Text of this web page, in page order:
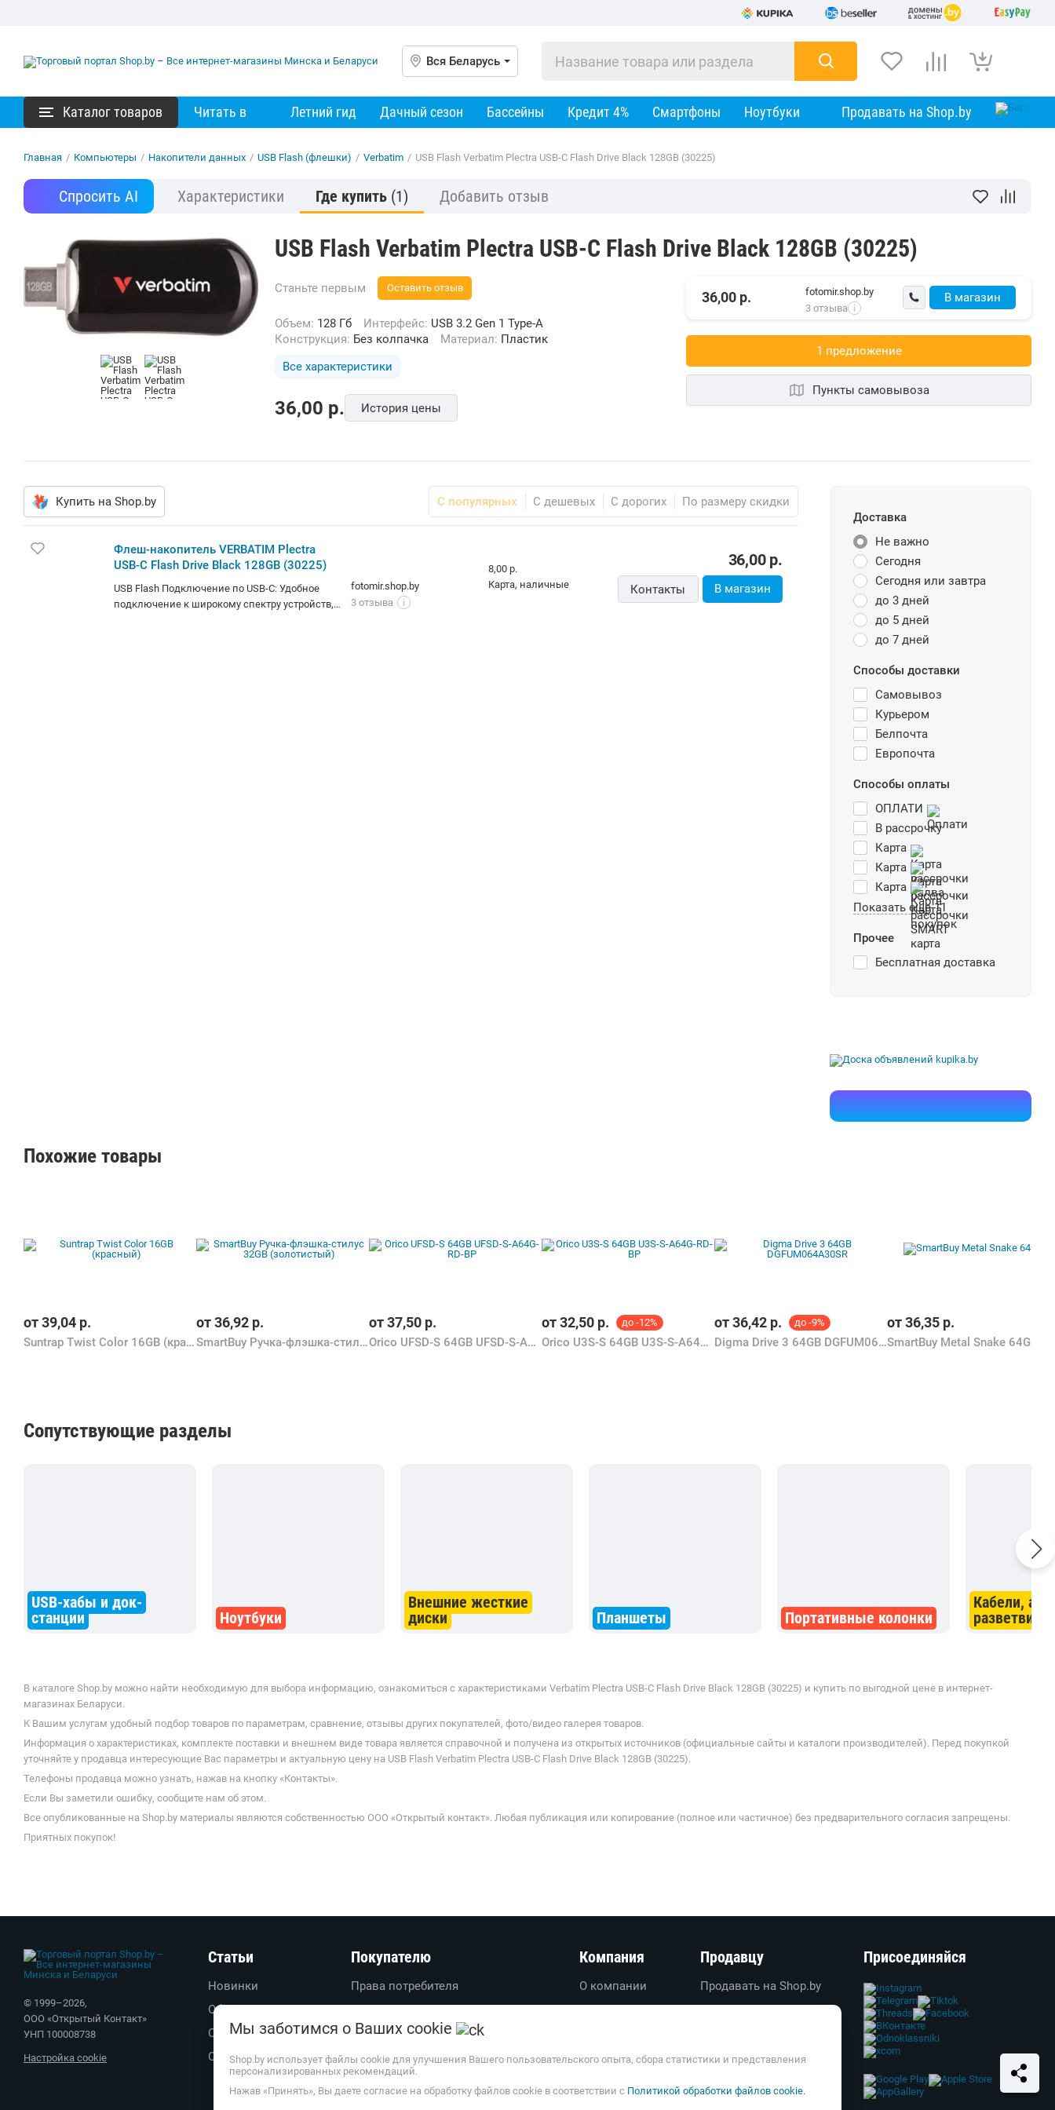
Вся Беларусь
Каталог товаров Читать в Летний гид Дачный сезон Бассейны Кредит 4% Смартфоны Ноутбуки Продавать на Shop.by
Главная / Компьютеры / Накопители данных / USB Flash (флешки) / Verbatim / USB Flash Verbatim Plectra USB-C Flash Drive Black 128GB (30225)
Спросить AI Характеристики Где купить (1) Добавить отзыв
USB Flash Verbatim Plectra USB-C Flash Drive Black 128GB (30225)
Станьте первым Оставить отзыв
Объем: 128 Гб Интерфейс: USB 3.2 Gen 1 Type-A
Конструкция: Без колпачка Материал: Пластик
Все характеристики
36,00 p. История цены
В магазин
36,00 р.
fotomir.shop.by
3 отзыва i
1 предложениe
Пункты самовывоза
Купить на Shop.by С популярных С дешевых С дорогих По размеру скидки
Флеш-накопитель VERBATIM Plectra
USB-C Flash Drive Black 128GB (30225)
USB Flash Подключение по USB-C: Удобное
подключение к широкому спектру устройств,
fotomir.shop.by
3 отзыва
i
8,00 р.
карта, наличные
36,00р.
Контакты В магазин
Доставка
Не важно
Сегодня
Сегодня или завтра
до 3 дней
до 5 дней
до 7 дней
Способы доставки
Самовывоз
Курьером
Белпочта
Европочта
Способы оплаты
ОПЛАТИ
В рассрочку
Карта
Карта
Карта
Показать еще 11
Прочее
Бесплатная доставка
Похожие товары
от39,04 р.
Suntrap Twist Color 16GB (красный)
от36,92 р.
SmartBuy Ручка-флэшка-стилус 32GB (золотистый)
от37,50 р.
Orico UFSD-S 64GB UFSD-S-A64G-RD-BP
от32,50 р. до -12%
Orico U3S-S 64GB U3S-S-A64G-RD-BP
от36,42 р. до -9%
Digma Drive 3 64GB DGFUM064A30SR
от36,35 р.
SmartBuy Metal Snake 64GB
Сопутствующие разделы
USB-хабы и док-
станции
Ноутбуки
Внешние жесткие
диски
Планшеты Портативные колонки
Кабели,
В каталоге Shop.by можно найти необходимую для выбора информацию, ознакомиться с характеристиками Verbatim Plectra USB-C Flash Drive Black 128GB (30225) и купить по выгодной цене в интернет-
магазинах Беларуси.
К Вашим услугам удобный подбор товаров по параметрам, сравнение, отзывы других покупателей, фото/видео галерея товаров.
Информация о характеристиках, комплекте поставки и внешнем виде товара является справочной и получена из открытых источников (официальные сайты и каталоги производителей). Перед покупкой
уточняйте у продавца интересующие Вас параметры и актуальную цену на USB Flash Verbatim Plectra USB-C Flash Drive Black 128GB (30225).
Телефоны продавца можно узнать, нажав на кнопку «Контакты».
Если Вы заметили ошибку, сообщите нам об этом.
Все опубликованные на Shop.by материалы являются собственностью ООО «Открытый контакт». Любая публикация или копирование (полное или частичное) без предварительного согласия запрещены.
Приятных покупок!
Статьи
Новинки
Обзоры
Советы
Обратите внимание
Покупателю
Права потребителя
Вопросы-ответы
Пользовательское соглашение
Политика обработки
персональных данных
Доставка и оплата
Компания
О компании
О проекте
Обратная связь
Продавцу
Продавать на Shop.by
Создать свой магазин
Реклама
© 1999–2026,
ООО «Открытый Контакт»
УНП 100008738
Настройка cookie
Присоединяйся
Мы заботимся о Ваших cookie
Shop.by использует файлы cookie для улучшения Вашего пользовательского опыта, сбора статистики и представления
персонализированных рекомендаций.
Нажав «Принять», Вы даете согласие на обработку файлов cookie в соответствии с Политикой обработки файлов cookie.